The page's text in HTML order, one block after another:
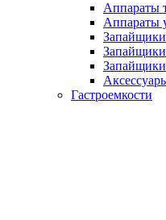
Аппараты
Аппараты
Запайщики
Запайщики
Запайщики
Гастроемкости